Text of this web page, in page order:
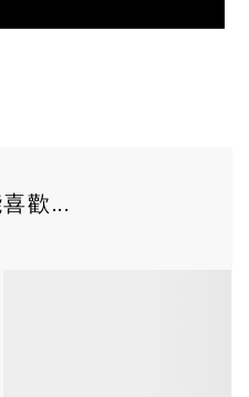
歡...